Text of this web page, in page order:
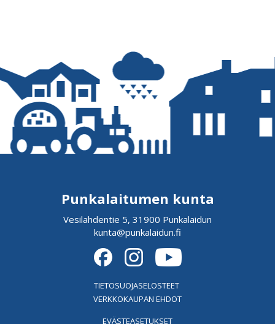
Punkalaitumen kunta
Vesilahdentie 5, 31900 Punkalaidun
kunta@punkalaidun.fi
TIETOSUOJASELOSTEET
VERKKOKAUPAN EHDOT
EVÄSTEASETUKSET